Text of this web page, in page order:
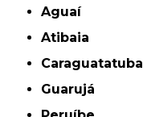
Aguaí
Atibaia
Caraguatatuba
Guarujá